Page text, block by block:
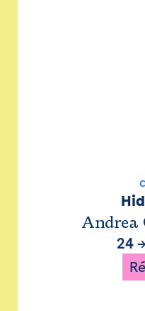
Andrea
24→